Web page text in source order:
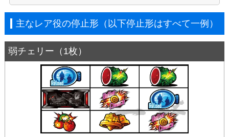
主なレア役の停止形（以下停止形はすべて一例）
弱チェリー（1枚）